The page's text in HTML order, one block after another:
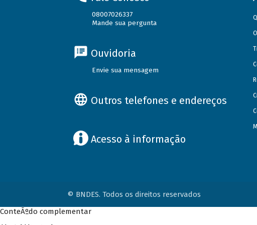
08007026337
Mande sua pergunta
Ouvidoria
Envie sua mensagem
Outros telefones e endereços
Acesso à informação
© BNDES. Todos os direitos reservados
ConteÃºdo complementar